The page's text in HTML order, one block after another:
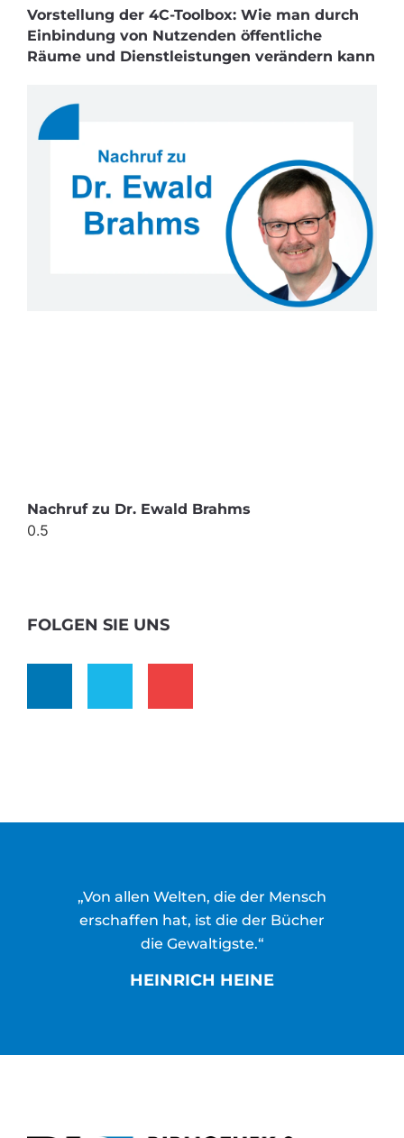
Vorstellung der 4C-Toolbox: Wie man durch
Einbindung von Nutzenden öffentliche
Räume und Dienstleistungen verändern kann
Nachruf zu Dr. Ewald Brahms
FOLGEN SIE UNS
„Von allen Welten, die der Mensch
erschaffen hat, ist die der Bücher
die Gewaltigste.“
HEINRICH HEINE